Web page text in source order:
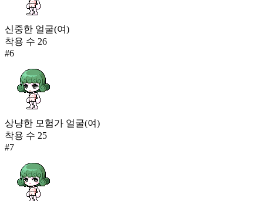
신중한 얼굴(여)
착용 수 26
#6
상냥한 모험가 얼굴(여)
착용 수 25
#7